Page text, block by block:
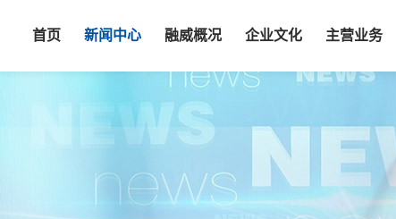
首页 新闻中心 融威概况 企业文化 主营业务